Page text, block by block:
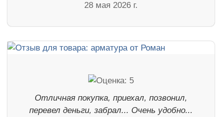
28 мая 2026 г.
Отличная покупка, приехал, позвонил,
перевел деньги, забрал... Очень удобно...